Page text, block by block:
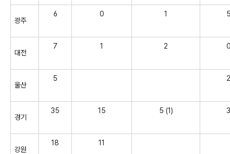
광주
6 0 1
대전
7 1 2
울산
5 2
경기
35 15 5 (1) 3
강원
18 11